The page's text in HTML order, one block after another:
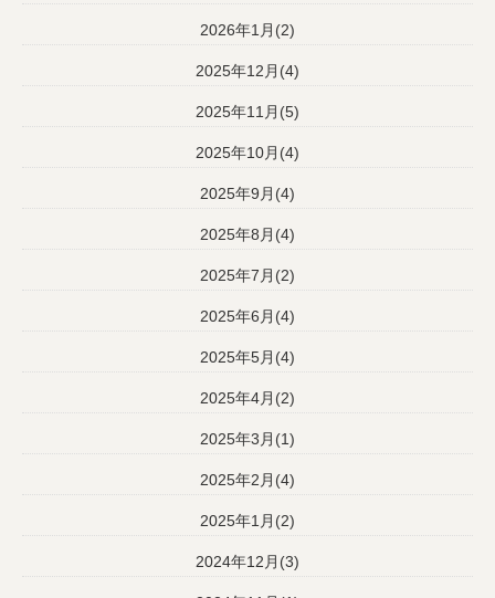
2026年1月(2)
2025年12月(4)
2025年11月(5)
2025年10月(4)
2025年9月(4)
2025年8月(4)
2025年7月(2)
2025年6月(4)
2025年5月(4)
2025年4月(2)
2025年3月(1)
2025年2月(4)
2025年1月(2)
2024年12月(3)